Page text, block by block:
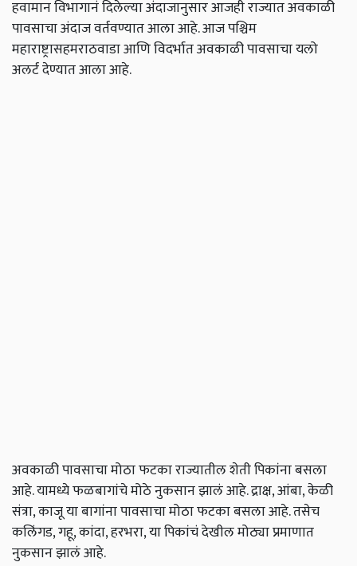
हवामान विभागानं दिलेल्या अंदाजानुसार आजही राज्यात अवकाळी
पावसाचा अंदाज वर्तवण्यात आला आहे. आज पश्चिम
महाराष्ट्रासहमराठवाडा आणि विदर्भात अवकाळी पावसाचा यलो
अलर्ट देण्यात आला आहे.
अवकाळी पावसाचा मोठा फटका राज्यातील शेती पिकांना बसला
आहे. यामध्ये फळबागांचे मोठे नुकसान झालं आहे. द्राक्ष, आंबा, केळी
संत्रा, काजू या बागांना पावसाचा मोठा फटका बसला आहे. तसेच
कलिंगड, गहू, कांदा, हरभरा, या पिकांचं देखील मोठ्या प्रमाणात
नुकसान झालं आहे.